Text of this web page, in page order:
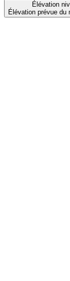
Élévation
Élévation prévue du